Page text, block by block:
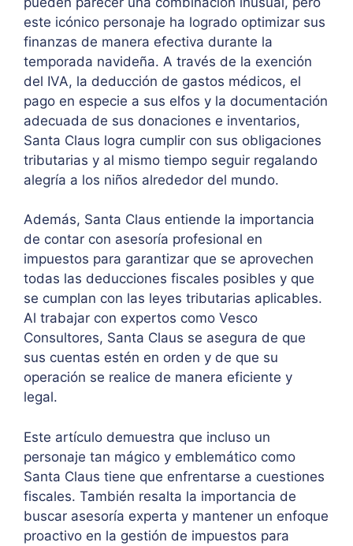
este icónico personaje ha logrado optimizar sus
finanzas de manera efectiva durante la
temporada navideña. A través de la exención
del IVA, la deducción de gastos médicos, el
pago en especie a sus elfos y la documentación
adecuada de sus donaciones e inventarios,
Santa Claus logra cumplir con sus obligaciones
tributarias y al mismo tiempo seguir regalando
alegría a los niños alrededor del mundo.
Además, Santa Claus entiende la importancia
de contar con asesoría profesional en
impuestos para garantizar que se aprovechen
todas las deducciones fiscales posibles y que
se cumplan con las leyes tributarias aplicables.
Al trabajar con expertos como Vesco
Consultores, Santa Claus se asegura de que
sus cuentas estén en orden y de que su
operación se realice de manera eficiente y
legal.
Este artículo demuestra que incluso un
personaje tan mágico y emblemático como
Santa Claus tiene que enfrentarse a cuestiones
fiscales. También resalta la importancia de
buscar asesoría experta y mantener un enfoque
proactivo en la gestión de impuestos para